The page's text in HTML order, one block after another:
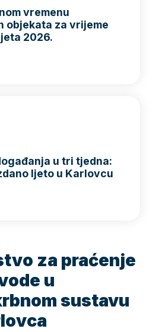
vremenu
objekata za vrijeme
2026.
u tri tjedna:
ljeto u Karlovcu
za praćenje
u
sustavu